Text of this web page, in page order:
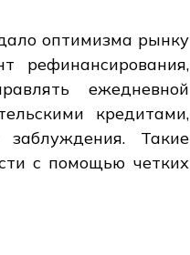
оптимизма рынку
рефинансирования,
ежедневной
кредитами,
Такие
с помощью четких